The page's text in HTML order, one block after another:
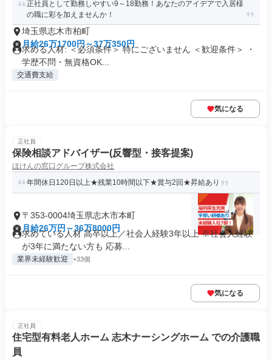
正社員として勤務しやすい9～18勤務！あなたのアイデアで入居様
の職に彩を加えませんか！
埼玉県志木市柏町
月給26万1700円～37万350円
求める人材: ＜必須条件＞ 特にございません ＜歓迎条件＞ ・
学歴不問・無資格OK...
交通費支給
気になる
正社員
保険相談アドバイザー(反響型・接客提案)
ほけんの窓口グループ株式会社
年間休日120日以上★残業10時間以下★賞与2回★昇給あり
〒353-0004埼玉県志木市本町
月給26万円～36万8000円
求めている人材 高卒以上／社会人経験3年以上 ※社会人経験
が3年に満たない方も 応募...
業界未経験歓迎 +33個
気になる
正社員
住宅型有料老人ホーム 志木ナーシングホーム での介護職
員